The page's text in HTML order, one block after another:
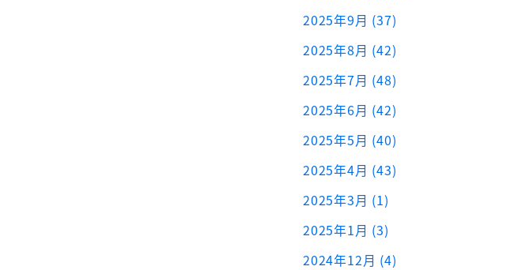
2025年9月 (37)
2025年8月 (42)
2025年7月 (48)
2025年6月 (42)
2025年5月 (40)
2025年4月 (43)
2025年3月 (1)
2025年1月 (3)
2024年12月 (4)